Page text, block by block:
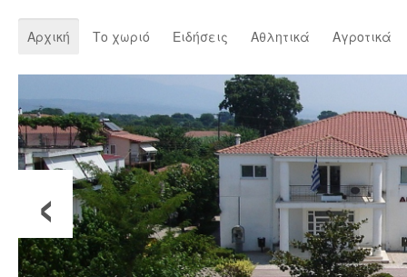
Αρχική Το χωριό Ειδήσεις Αθλητικά Αγροτικά
‹